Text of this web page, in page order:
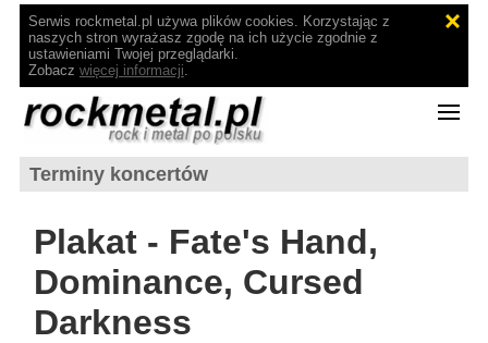
Serwis rockmetal.pl używa plików cookies. Korzystając z
naszych stron wyrażasz zgodę na ich użycie zgodnie z
ustawieniami Twojej przeglądarki.
Zobacz więcej informacji.
Terminy koncertów
Plakat - Fate's Hand,
Dominance, Cursed
Darkness